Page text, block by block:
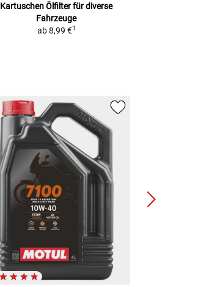
Kartuschen Ölfilterfür diverse
Fahrzeuge
ab 8,99 €1